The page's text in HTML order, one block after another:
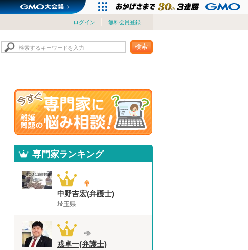
ログイン 無料会員登録
検索するキーワードを入力 検索
専門家ランキング
中野吉宏(弁護士)
埼玉県
戎卓一(弁護士)